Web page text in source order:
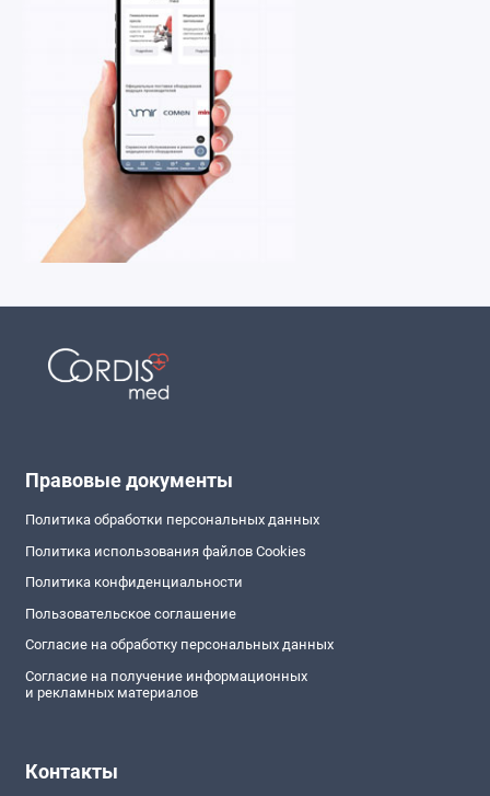
Правовые документы
Политика обработки персональных данных
Политика использования файлов Cookies
Политика конфиденциальности
Пользовательское соглашение
Согласие на обработку персональных данных
Согласие на получение информационных
и рекламных материалов
Контакты